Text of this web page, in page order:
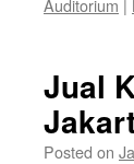
Auditorium |
Jual
Posted on